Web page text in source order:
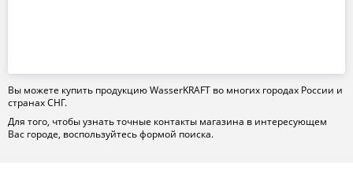
Вы можете купить продукцию WasserKRAFT во многих городах России и
странах СНГ.
Для того, чтобы узнать точные контакты магазина в интересующем
Вас городе, воспользуйтесь формой поиска.